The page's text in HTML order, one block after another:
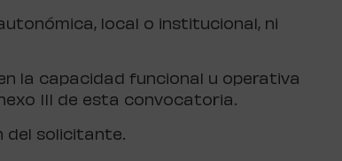
local o institucional, ni
la capacidad funcional u operativa
III de esta convocatoria.
del solicitante.